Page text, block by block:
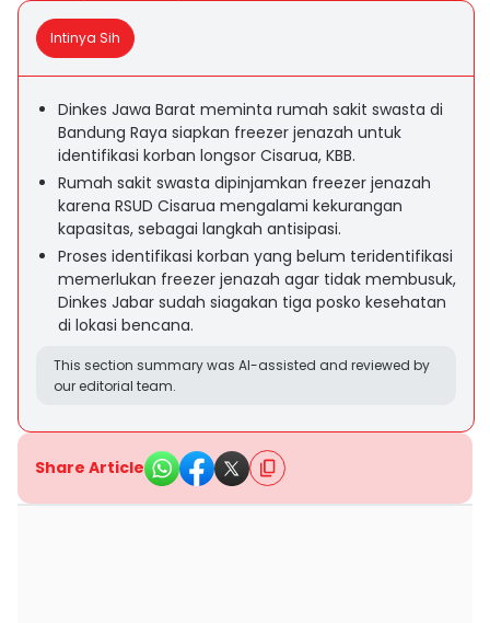
Intinya Sih
Dinkes Jawa Barat meminta rumah sakit swasta di
Bandung Raya siapkan freezer jenazah untuk
identifikasi korban longsor Cisarua, KBB.
Rumah sakit swasta dipinjamkan freezer jenazah
karena RSUD Cisarua mengalami kekurangan
kapasitas, sebagai langkah antisipasi.
Proses identifikasi korban yang belum teridentifikasi
memerlukan freezer jenazah agar tidak membusuk,
Dinkes Jabar sudah siagakan tiga posko kesehatan
di lokasi bencana.
This section summary was AI-assisted and reviewed by
our editorial team.
Share Article